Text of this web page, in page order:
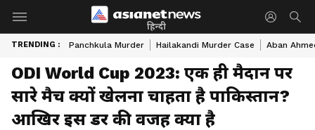
हिन्दी
TRENDING : Panchkula Murder Hailakandi Murder Case Aban
ODI World Cup 2023: एक ही मैदान पर
सारे मैच क्यों खेलना चाहता है पाकिस्तान?
आखिर इस डर की वजह क्या है